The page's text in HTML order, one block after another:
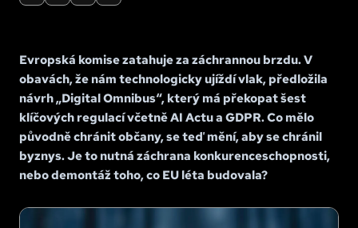
Evropská komise zatahuje za záchrannou brzdu. V
obavách, že nám technologicky ujíždí vlak, předložila
návrh „Digital Omnibus“, který má překopat šest
klíčových regulací včetně AI Actu a GDPR. Co mělo
původně chránit občany, se teď mění, aby se chránil
byznys. Je to nutná záchrana konkurenceschopnosti,
nebo demontáž toho, co EU léta budovala?